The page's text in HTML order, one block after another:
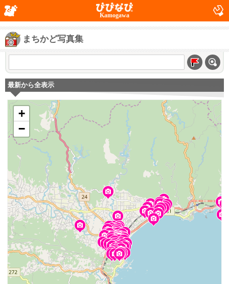
Kamogawa
まちかど写真集
最新から全表示
+
−